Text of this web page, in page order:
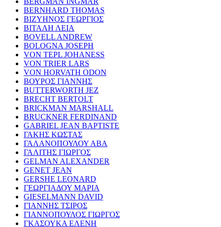
BERNHARD THOMAS
ΒΙΖΥΗΝΟΣ ΓΕΩΡΓΙΟΣ
ΒΙΤΑΛΗ ΛΕΙΑ
BOVELL ANDREW
BOLOGNA JOSEPH
VON TEPL JOHANESS
VON TRIER LARS
VON HORVATH ODON
ΒΟΥΡΟΣ ΓΙΑΝΝΗΣ
BUTTERWORTH JEZ
BRECHT BERTOLT
BRICKMAN MARSHALL
BRUCKNER FERDINAND
GABRIEL JEAN BAPTISTE
ΓΑΚΗΣ ΚΩΣΤΑΣ
ΓΑΛΑΝΟΠΟΥΛΟΥ ΑΒΑ
ΓΑΛΙΤΗΣ ΓΙΩΡΓΟΣ
GELMAN ALEXANDER
GENET JEAN
GERSHE LEONARD
ΓΕΩΡΓΙΑΔΟΥ ΜΑΡΙΑ
GIESELMANN DAVID
ΓΙΑΝΝΗΣ ΤΣΙΡΟΣ
ΓΙΑΝΝΟΠΟΥΛΟΣ ΓΙΩΡΓΟΣ
ΓΚΑΣΟΥΚΑ ΕΛΕΝΗ